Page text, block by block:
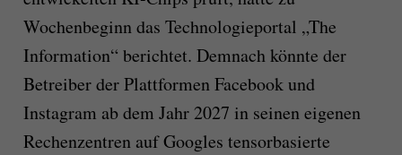
Wochenbeginn das Technologieportal „The
Information“ berichtet. Demnach könnte der
Betreiber der Plattformen Facebook und
Instagram ab dem Jahr 2027 in seinen eigenen
Rechenzentren auf Googles tensorbasierte